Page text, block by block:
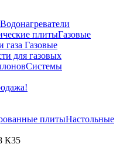
Водонагреватели
плитыГазовые
газа Газовые
для газовых
Системы
плитыНастольные
К35